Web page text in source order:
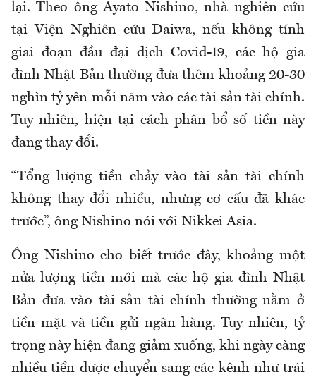
lại. Theo ông Ayato Nishino, nhà nghiên cứu
tại Viện Nghiên cứu Daiwa, nếu không tính
giai đoạn đầu đại dịch Covid-19, các hộ gia
đình Nhật Bản thường đưa thêm khoảng 20-30
nghìn tỷ yên mỗi năm vào các tài sản tài chính.
Tuy nhiên, hiện tại cách phân bổ số tiền này
đang thay đổi.
“Tổng lượng tiền chảy vào tài sản tài chính
không thay đổi nhiều, nhưng cơ cấu đã khác
trước”, ông Nishino nói với Nikkei Asia.
Ông Nishino cho biết trước đây, khoảng một
nửa lượng tiền mới mà các hộ gia đình Nhật
Bản đưa vào tài sản tài chính thường nằm ở
tiền mặt và tiền gửi ngân hàng. Tuy nhiên, tỷ
trọng này hiện đang giảm xuống, khi ngày càng
nhiều tiền được chuyển sang các kênh như trái